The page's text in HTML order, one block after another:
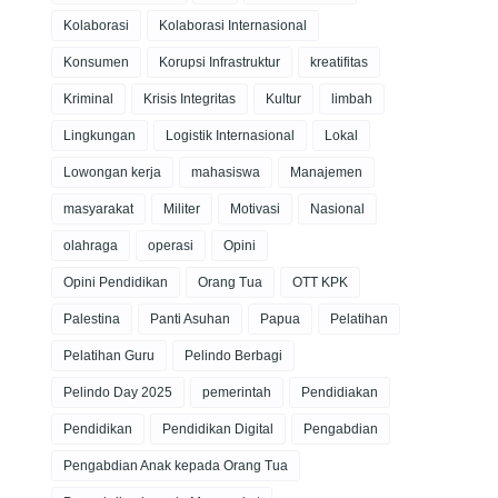
Kolaborasi Kolaborasi Internasional
Konsumen Korupsi Infrastruktur kreatifitas
Kriminal Krisis Integritas Kultur limbah
Lingkungan Logistik Internasional Lokal
Lowongan kerja mahasiswa Manajemen
masyarakat Militer Motivasi Nasional
olahraga operasi Opini
Opini Pendidikan Orang Tua OTT KPK
Palestina Panti Asuhan Papua Pelatihan
Pelatihan Guru Pelindo Berbagi
Pelindo Day 2025 pemerintah Pendidiakan
Pendidikan Pendidikan Digital Pengabdian
Pengabdian Anak kepada Orang Tua